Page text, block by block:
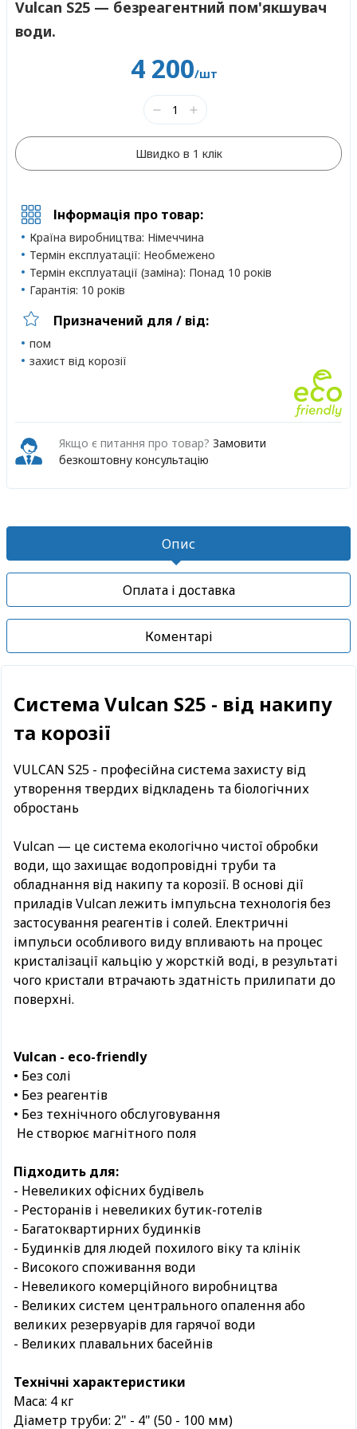
Vulcan S25 — безреагентний пом'якшувач
води.
4 200/шт
Швидко в 1 клік
Інформація про товар:
Країна виробництва: Німеччина
Термін експлуатації: Необмежено
Термін експлуатації (заміна): Понад 10 років
Гарантія: 10 років
Призначений для / від:
пом
захист від корозії
Якщо є питання про товар? Замовити
безкоштовну консультацію
Опис
Оплата і доставка
Коментарі
Cистема Vulcan S25 - від накипу
та корозії
VULCAN S25 - професійна система захисту від
утворення твердих відкладень та біологічних
обростань
Vulcan — це система екологічно чистої обробки
води, що захищає водопровідні труби та
обладнання від накипу та корозії. В основі дії
приладів Vulcan лежить імпульсна технологія без
застосування реагентів і солей. Електричні
імпульси особливого виду впливають на процес
кристалізації кальцію у жорсткій воді, в результаті
чого кристали втрачають здатність прилипати до
поверхні.
Vulcan - eco-friendly
• Без солі
• Без реагентів
• Без технічного обслуговування
Не створює магнітного поля
Підходить для:
- Невеликих офісних будівель
- Ресторанів і невеликих бутик-готелів
- Багатоквартирних будинків
- Будинків для людей похилого віку та клінік
- Високого споживання води
- Невеликого комерційного виробництва
- Великих систем центрального опалення або
великих резервуарів для гарячої води
- Великих плавальних басейнів
Технічні характеристики
Маса: 4 кг
Діаметр труби: 2" - 4" (50 - 100 мм)